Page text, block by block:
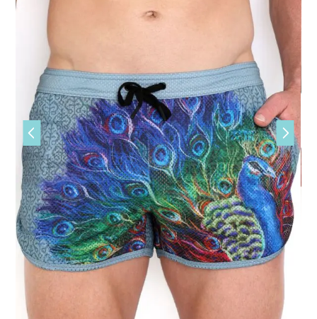
Vorige
slide
slide